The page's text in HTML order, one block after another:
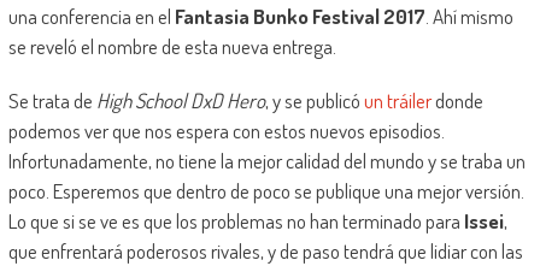
una conferencia en el Fantasia Bunko Festival 2017 . Ahí mismo
se reveló el nombre de esta nueva entrega.
Se trata de High School DxD Hero, y se publicóun tráilerdonde
podemos ver que nos espera con estos nuevos episodios.
Infortunadamente, no tiene la mejor calidad del mundo y se traba un
poco. Esperemos que dentro de poco se publique una mejor versión.
Lo que si se ve es que los problemas no han terminado para Issei,
que enfrentará poderosos rivales, y de paso tendrá que lidiar con las